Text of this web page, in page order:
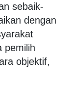
sebaik-
dengan
pemilih
objektif,